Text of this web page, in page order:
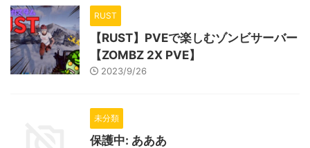
RUST
【RUST】PVEで楽しむゾンビサーバー
【ZOMBZ 2X PVE】
2023/9/26
未分類
保護中: あああ